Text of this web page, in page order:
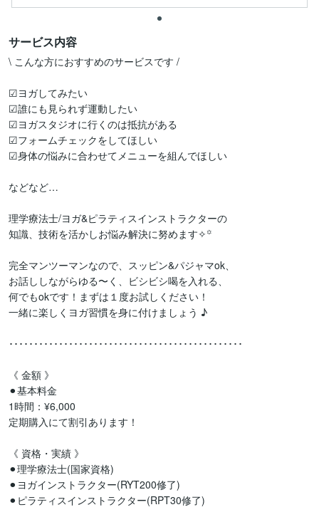
サービス内容
\ こんな方におすすめのサービスです /
☑︎ヨガしてみたい
☑︎誰にも見られず運動したい
☑︎ヨガスタジオに行くのは抵抗がある
☑︎フォームチェックをしてほしい
☑︎身体の悩みに合わせてメニューを組んでほしい
などなど…
理学療法士/ヨガ&ピラティスインストラクターの
知識、技術を活かしお悩み解決に努めます✧꙳
完全マンツーマンなので、スッピン&パジャマok、
お話ししながらゆる〜く、ビシビシ喝を入れる、
何でもokです！まずは１度お試しください！
一緒に楽しくヨガ習慣を身に付けましょう ♪
･･･････････････････････････････････････････････
《 金額 》
⚫︎基本料金
1時間：¥6,000
定期購入にて割引あります！
《 資格・実績 》
⚫︎理学療法士(国家資格)
⚫︎ヨガインストラクター(RYT200修了)
⚫︎ピラティスインストラクター(RPT30修了)